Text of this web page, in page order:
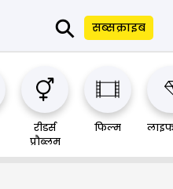
⚲ सब्सक्राइब
रीडर्स
प्रौब्लम
फिल्म